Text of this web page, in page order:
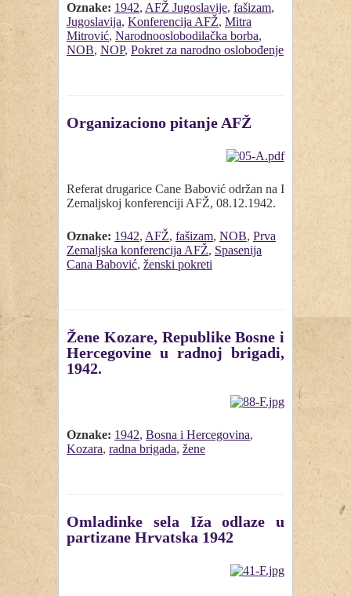
Oznake: 1942, AFŽ Jugoslavije, fašizam,
Jugoslavija, Konferencija AFŽ, Mitra
Mitrović, Narodnooslobodilačka borba,
NOB, NOP, Pokret za narodno oslobođenje
Organizaciono pitanje AFŽ
Referat drugarice Cane Babović održan na I
Zemaljskoj konferenciji AFŽ, 08.12.1942.
Oznake: 1942, AFŽ, fašizam, NOB, Prva
Zemaljska konferencija AFŽ, Spasenija
Cana Babović, ženski pokreti
Žene Kozare, Republike Bosne i
Hercegovine u radnoj brigadi,
1942.
Oznake: 1942, Bosna i Hercegovina,
Kozara, radna brigada, žene
Omladinke sela Iža odlaze u
partizane Hrvatska 1942